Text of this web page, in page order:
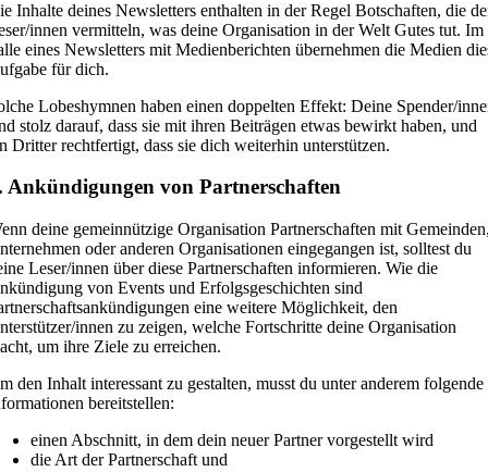
Inhalte deines Newsletters enthalten in der Regel Botschaften, die
innen vermitteln, was deine Organisation in der Welt Gutes tut. Im
eines Newsletters mit Medienberichten übernehmen die Medien
für dich.
Lobeshymnen haben einen doppelten Effekt: Deine Spender/
stolz darauf, dass sie mit ihren Beiträgen etwas bewirkt haben, und
Dritter rechtfertigt, dass sie dich weiterhin unterstützen.
Ankündigungen von Partnerschaften
deine gemeinnützige Organisation Partnerschaften mit
oder anderen Organisationen eingegangen ist, solltest du
Leser/innen über diese Partnerschaften informieren. Wie die
von Events und Erfolgsgeschichten sind
eine weitere Möglichkeit, den
innen zu zeigen, welche Fortschritte deine Organisation
um ihre Ziele zu erreichen.
den Inhalt interessant zu gestalten, musst du unter anderem folgende
bereitstellen:
einen Abschnitt, in dem dein neuer Partner vorgestellt wird
die Art der Partnerschaft und